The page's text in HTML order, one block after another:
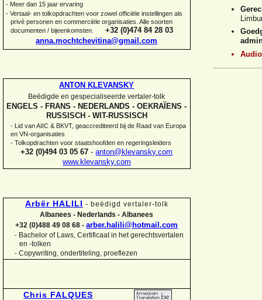
- Meer dan 15 jaar ervaring
- Vertaal- en tolkopdrachten voor zowel officiële instellingen als
privé personen en commerciële organisaties. Alle soorten
documenten / bijeenkomsten.
+32 (0)474 84 28 03
anna.mochtchevitina@gmail.com
ANTON KLEVANSKY
Beëdigde en gespecialiseerde vertaler-tolk
ENGELS - FRANS - NEDERLANDS - OEKRAÏENS -
RUSSISCH - WIT-RUSSISCH
- Lid van AIIC & BKVT, geaccrediteerd bij de Raad van Europa
en VN-organisaties
- Tolkopdrachten voor staatshoofden en regeringsleiders
+32 (0)494 03 05 67 - anton@klevansky.com
www.klevansky.com
Arbër HALILI - beëdigd vertaler-tolk
Albanees - Nederlands - Albanees
+32 (0)488 49 08 68 - arber.halili@hotmail.com
- Bachelor of Laws, Certificaat in het gerechtsvertalen
en -tolken
- Copywriting, ondertiteling, proeflezen
Chris FALQUES